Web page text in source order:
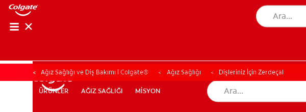
ÜRÜNLER AĞIZ SAĞLIĞI MİSYON
ÜRÜNLER AĞIZ SAĞLIĞI MİSYON
Ağız Sağlığı ve Diş Bakımı | Colgate® Ağız Sağlığı Dişleriniz İçin Zerdeçal